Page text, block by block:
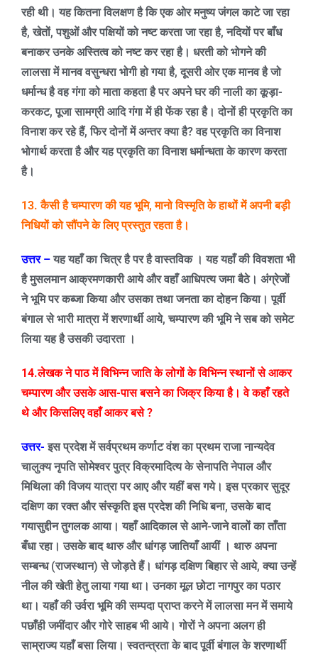
रही थी। यह कितना विलक्षण है कि एक ओर मनुष्य जंगल काटे जा रहा
है,खेतों,पशुओं और पक्षियों को नष्ट करता जा रहा है,नदियों पर बाँध
बनाकर उनके अस्तित्व को नष्ट कर रहा है। धरती को भोगने की
लालसा में मानव वसुन्धरा भोगी हो गया है,दूसरी ओर एक मानव है जो
धर्मान्ध है वह गंगा को माता कहता है पर अपने घर की नाली का कूड़ा-
करकट,पूजा सामग्री आदि गंगा में ही फेंक रहा है। दोनों ही प्रकृति का
विनाश कर रहे हैं,फिर दोनों में अन्तर क्या है?वह प्रकृति का विनाश
भोगार्थ करता है और यह प्रकृति का विनाश धर्मान्धता के कारण करता
है।
13. कैसी है चम्पारण की यह भूमि,मानो विस्मृति के हाथों में अपनी बड़ी
निधियों को सौंपने के लिए प्रस्तुत रहता है।
उत्तर – यह यहाँ का चित्र है पर है वास्तविक । यह यहाँ की विवशता भी
है मुसलमान आक्रमणकारी आये और वहाँ आधिपत्य जमा बैठे। अंग्रेजों
ने भूमि पर कब्जा किया और उसका तथा जनता का दोहन किया। पूर्वी
बंगाल से भारी मात्रा में शरणार्थी आये,चम्पारण की भूमि ने सब को समेट
लिया यह है उसकी उदारता ।
14.लेखक ने पाठ में विभिन्न जाति के लोगों के विभिन्न स्थानों से आकर
चम्पारण और उसके आस-पास बसने का जिक्र किया है। वे कहाँ रहते
थे और किसलिए वहाँ आकर बसे?
उत्तर- इस प्रदेश में सर्वप्रथम कर्णाट वंश का प्रथम राजा नान्यदेव
चालुक्य नृपति सोमेश्वर पुत्र विक्रमादित्य के सेनापति नेपाल और
मिथिला की विजय यात्रा पर आए और यहीं बस गये। इस प्रकार सुदूर
दक्षिण का रक्त और संस्कृति इस प्रदेश की निधि बना,उसके बाद
गयासुद्दीन तुगलक आया। यहाँ आदिकाल से आने-जाने वालों का ताँता
बँधा रहा। उसके बाद थारु और धांगड़ जातियाँ आयीं । थारु अपना
सम्बन्ध (राजस्थान) से जोड़ते हैं। धांगड़ दक्षिण बिहार से आये,क्या उन्हें
नील की खेती हेतु लाया गया था। उनका मूल छोटा नागपुर का पठार
था। यहाँ की उर्वरा भूमि की सम्पदा प्राप्त करने में लालसा मन में समाये
पछाँही जमींदार और गोरे साहब भी आये। गोरों ने अपना अलग ही
साम्राज्य यहाँ बसा लिया। स्वतन्त्रता के बाद पूर्वी बंगाल के शरणार्थी